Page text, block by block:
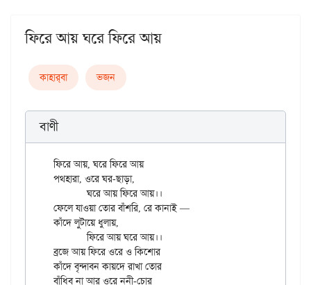
ফিরে আয় ঘরে ফিরে আয়
কাহার্‌বা ভজন
বাণী
ফিরে আয়, ঘরে ফিরে আয়
পথহারা, ওরে ঘর-ছাড়া,
	ঘরে আয় ফিরে আয়।।
ফেলে যাওয়া তোর বাঁশরি, রে কানাই —
কাঁদে লুটায়ে ধুলায়,
	ফিরে আয় ঘরে আয়।।
ব্রজে আয় ফিরে ওরে ও কিশোর
কাঁদে বৃন্দাবন কায়দে রাখা তোর
বাঁধিব না আর ওরে ননী-চোর